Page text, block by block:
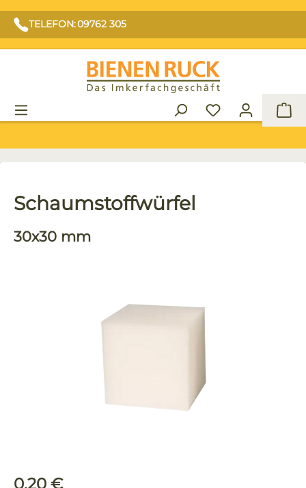
TELEFON: 09762 305
Schaumstoffwürfel
30x30 mm
Regulärer Preis:
0,20 €